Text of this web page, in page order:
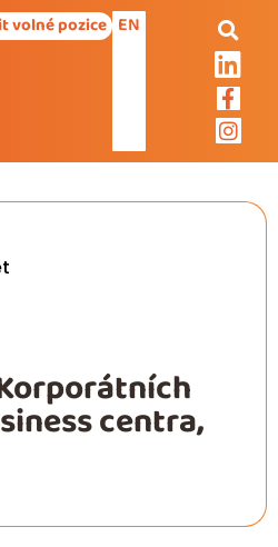
volné pozice EN
centra,